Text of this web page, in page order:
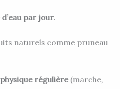
par jour.
naturels comme pruneau
régulière(marche,